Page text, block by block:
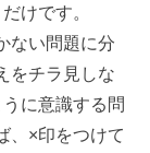
けです。
ない問題に分
をチラ見しな
に意識する問
、×印をつけて